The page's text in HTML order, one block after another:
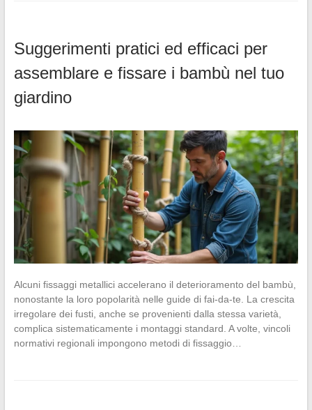
Suggerimenti pratici ed efficaci per
assemblare e fissare i bambù nel tuo
giardino
Alcuni fissaggi metallici accelerano il deterioramento del bambù,
nonostante la loro popolarità nelle guide di fai-da-te. La crescita
irregolare dei fusti, anche se provenienti dalla stessa varietà,
complica sistematicamente i montaggi standard. A volte, vincoli
normativi regionali impongono metodi di fissaggio…